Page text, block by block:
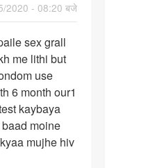
2020 - 08:20 बजे
sex grall
me lithi but
use
6 month our1
kaybaya
moine
mujhe hiv